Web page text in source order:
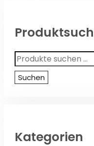
Suchen
nach:
Suchen
Kategorien